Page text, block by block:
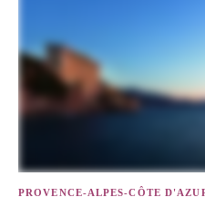
PROVENCE-ALPES-CÔTE